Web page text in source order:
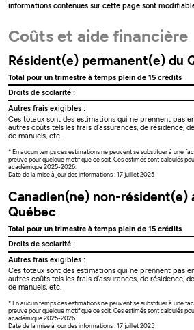
informations contenues sur cette page sont
Coûts et aide financière
Résident(e) permanent(e) du
Total pour un trimestre à temps plein de 15 crédits
Droits de scolarité :
Autres frais exigibles :
Ces totaux sont des estimations qui ne prennent pas
autres coûts tels les frais d’assurances, de résidence,
de manuels, etc.
* En aucun temps ces estimations ne peuvent se substituer à une
preuve pour quelque motif que ce soit. Ces estimés sont calculés
académique 2025-2026.
Date de la mise à jour des informations : 17 juillet 2025
Canadien(ne) non-résident(e)
Québec
Total pour un trimestre à temps plein de 15 crédits
Droits de scolarité :
Autres frais exigibles :
Ces totaux sont des estimations qui ne prennent pas
autres coûts tels les frais d’assurances, de résidence,
de manuels, etc.
* En aucun temps ces estimations ne peuvent se substituer à une
preuve pour quelque motif que ce soit. Ces estimés sont calculés
académique 2025-2026.
Date de la mise à jour des informations : 17 juillet 2025